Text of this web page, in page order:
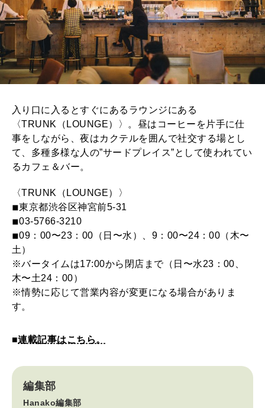
入り口に入るとすぐにあるラウンジにある
〈TRUNK（LOUNGE）〉。昼はコーヒーを片手に仕
事をしながら、夜はカクテルを囲んで社交する場とし
て、多種多様な人の”サードプレイス”として使われてい
るカフェ＆バー。
〈TRUNK（LOUNGE）〉
◾︎東京都渋谷区神宮前5-31
◾︎03-5766-3210
◾︎09：00〜23：00（日〜水）、9：00〜24：00（木〜
土）
※バータイムは17:00から閉店まで（日〜水23：00、
木〜土24：00）
※情勢に応じて営業内容が変更になる場合がありま
す。
■連載記事はこちら。
編集部
Hanako編集部